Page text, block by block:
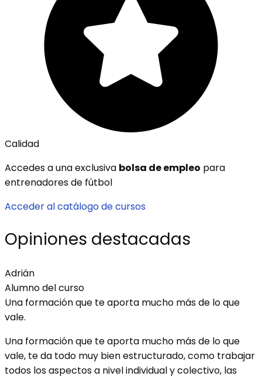
Calidad
Accedes a una exclusiva bolsa de empleo para
entrenadores de fútbol
Acceder al catálogo de cursos
Opiniones destacadas
Adrián
Alumno del curso
Una formación que te aporta mucho más de lo que
vale.
Una formación que te aporta mucho más de lo que
vale, te da todo muy bien estructurado, como trabajar
todos los aspectos a nivel individual y colectivo, las